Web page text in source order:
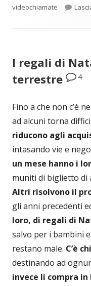
videochiamate
I regali di
terrestre
4
Fino a che non c’è
ad alcuni torna
riducono agli
intasando vie e
un mese hanno i
muniti di biglietto di
Altri risolvono il
gli anni precedenti
loro, di regali di
salvo per i bambini
restano male. C’è
destinando ad
invece li compra